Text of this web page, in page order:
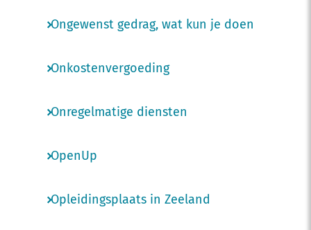
Ongewenst gedrag, wat kun je doen
Onkostenvergoeding
Onregelmatige diensten
OpenUp
Opleidingsplaats in Zeeland